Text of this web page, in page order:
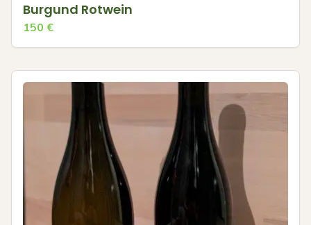
Burgund Rotwein
150 €